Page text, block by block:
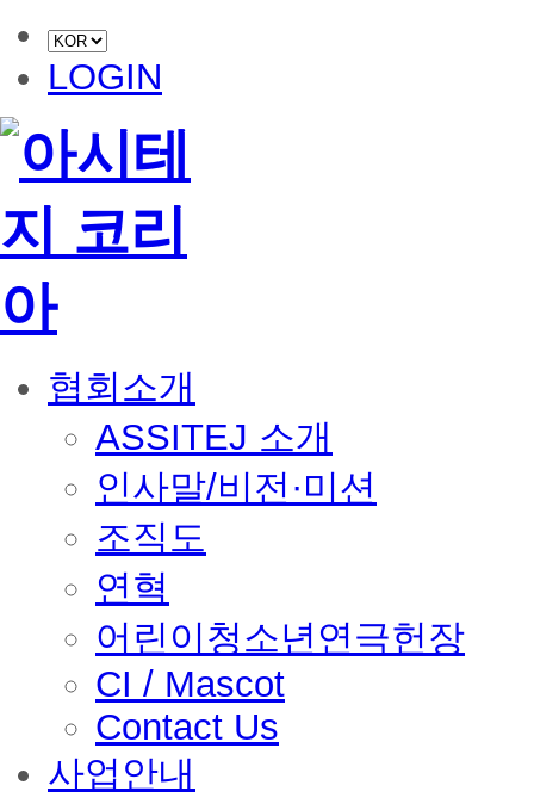
LOGIN
협회소개
ASSITEJ 소개
인사말/비전·미션
조직도
연혁
어린이청소년연극헌장
CI / Mascot
Contact Us
사업안내